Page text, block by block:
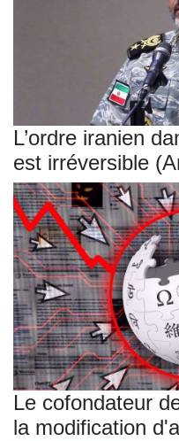
L’ordre iranien
est irréversible
Le cofondateur
la modification